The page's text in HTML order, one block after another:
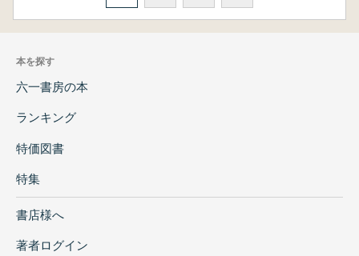
本を探す
六一書房の本
ランキング
特価図書
特集
書店様へ
著者ログイン